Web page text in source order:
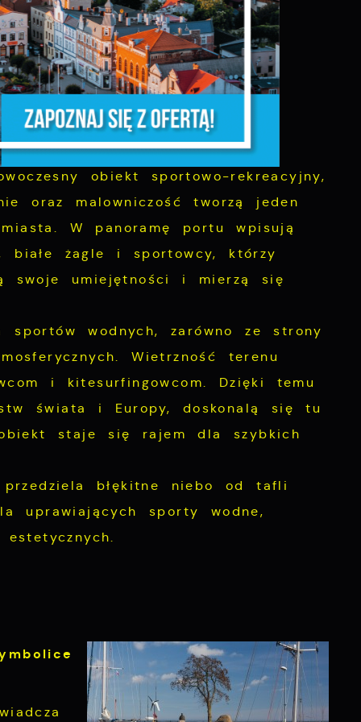
obiekt sportowo-rekreacyjny,
oraz malowniczość tworzą jeden
W panoramę portu wpisują
białe żagle i sportowcy, którzy
swoje umiejętności i mierzą się
sportów wodnych, zarówno ze strony
Wietrzność terenu
i kitesurfingowcom. Dzięki temu
świata i Europy, doskonalą się tu
staje się rajem dla szybkich
błękitne niebo od tafli
uprawiających sporty wodne,